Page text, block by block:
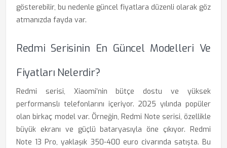
gösterebilir, bu nedenle güncel fiyatlara düzenli olarak göz
atmanızda fayda var.
Redmi Serisinin En Güncel Modelleri Ve
Fiyatları Nelerdir?
Redmi serisi, Xiaomi’nin bütçe dostu ve yüksek
performanslı telefonlarını içeriyor. 2025 yılında popüler
olan birkaç model var. Örneğin, Redmi Note serisi, özellikle
büyük ekranı ve güçlü bataryasıyla öne çıkıyor. Redmi
Note 13 Pro, yaklaşık 350-400 euro civarında satışta. Bu